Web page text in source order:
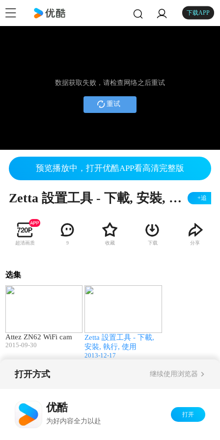
下载APP
数据获取失败，请检查网络之后重试
重试
预览播放中，打开优酷APP看高清完整版
Zetta 設置工具 - 下載, 安裝, 執行, 使用 +追
超清画质 9 收藏 下载 分享
选集
Attez ZN62 WiFi cam
2015-09-30
Zetta 設置工具 - 下載,
安裝, 執行, 使用
2013-12-17
打开方式 继续使用浏览器
优酷
为好内容全力以赴
打开